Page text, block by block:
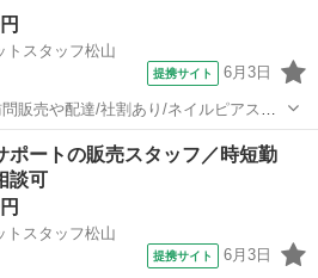
トスタッフ松山
提携サイト 6月3日
販売や配達/社割あり/ネイルピアス
】
◆◆ お仕事内容
ポートの販売スタッフ／時短勤
談可
トスタッフ松山
提携サイト 6月3日